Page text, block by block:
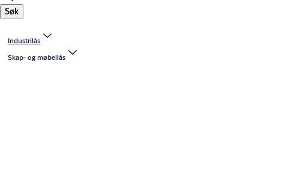
Søk
Industrilås
Skap- og møbellås